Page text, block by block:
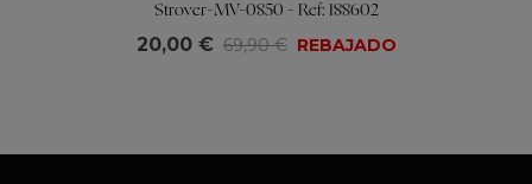
Strover-MV-0850 - Ref: 188602
20,00 € 69,90 € REBAJADO